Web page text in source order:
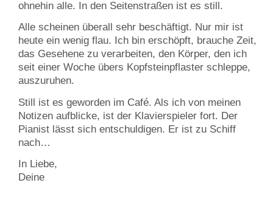
ohnehin alle. In den Seitenstraßen ist es still.
Alle scheinen überall sehr beschäftigt. Nur mir ist
heute ein wenig flau. Ich bin erschöpft, brauche Zeit,
das Gesehene zu verarbeiten, den Körper, den ich
seit einer Woche übers Kopfsteinpflaster schleppe,
auszuruhen.
Still ist es geworden im Café. Als ich von meinen
Notizen aufblicke, ist der Klavierspieler fort. Der
Pianist lässt sich entschuldigen. Er ist zu Schiff
nach…
In Liebe,
Deine